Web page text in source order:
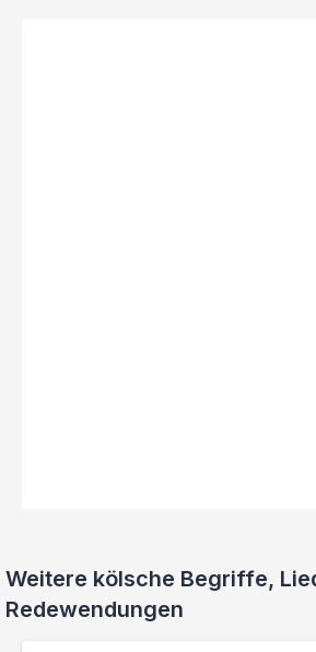
Weitere kölsche Begriffe,
Redewendungen